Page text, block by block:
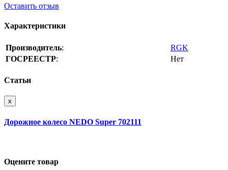
Оставить отзыв
Характеристики
Производитель:
RGK
ГОСРЕЕСТР: Нет
Статьи
x
Дорожное колесо NEDO Super 702111
Оцените товар